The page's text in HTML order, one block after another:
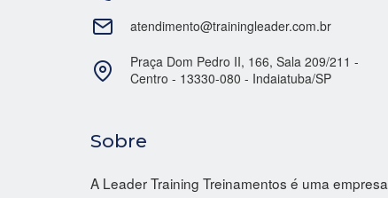
atendimento@trainingleader.com.br
Praça Dom Pedro II, 166, Sala 209/211 -
Centro - 13330-080 - Indaiatuba/SP
Sobre
A Leader Training Treinamentos é uma empresa